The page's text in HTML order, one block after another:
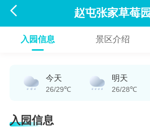
 赵屯张家草莓园
入园信息 景区介绍
今天
26/29℃
明天
26/28℃
入园信息